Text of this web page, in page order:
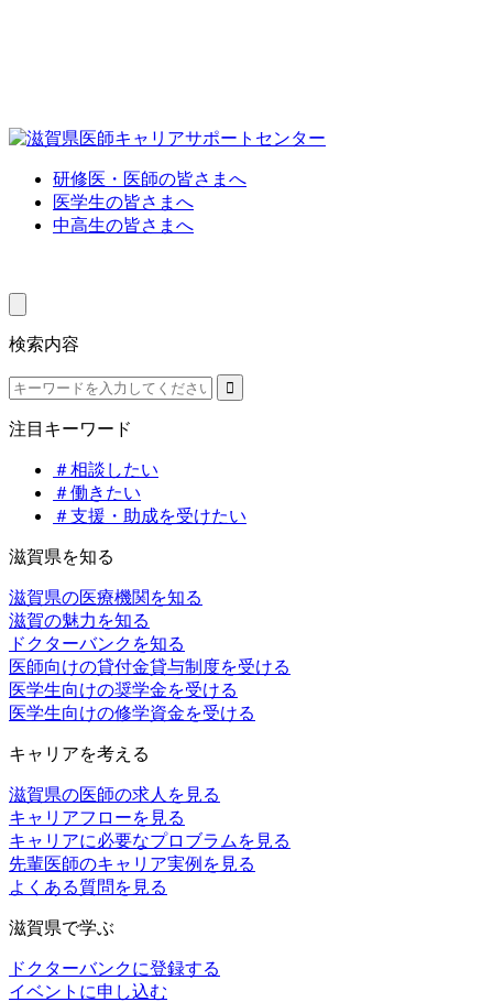
研修医・医師の皆さまへ
医学生の皆さまへ
中高生の皆さまへ
検索内容
注目キーワード
＃相談したい
＃働きたい
＃支援・助成を受けたい
滋賀県を知る
滋賀県の医療機関を知る
滋賀の魅力を知る
ドクターバンクを知る
医師向けの貸付金貸与制度を受ける
医学生向けの奨学金を受ける
医学生向けの修学資金を受ける
キャリアを考える
滋賀県の医師の求人を見る
キャリアフローを見る
キャリアに必要なプロブラムを見る
先輩医師のキャリア実例を見る
よくある質問を見る
滋賀県で学ぶ
ドクターバンクに登録する
イベントに申し込む